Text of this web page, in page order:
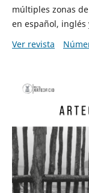
múltiples zonas
en español, inglés
Ver revista